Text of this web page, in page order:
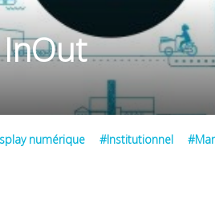
numérique #Institutionnel